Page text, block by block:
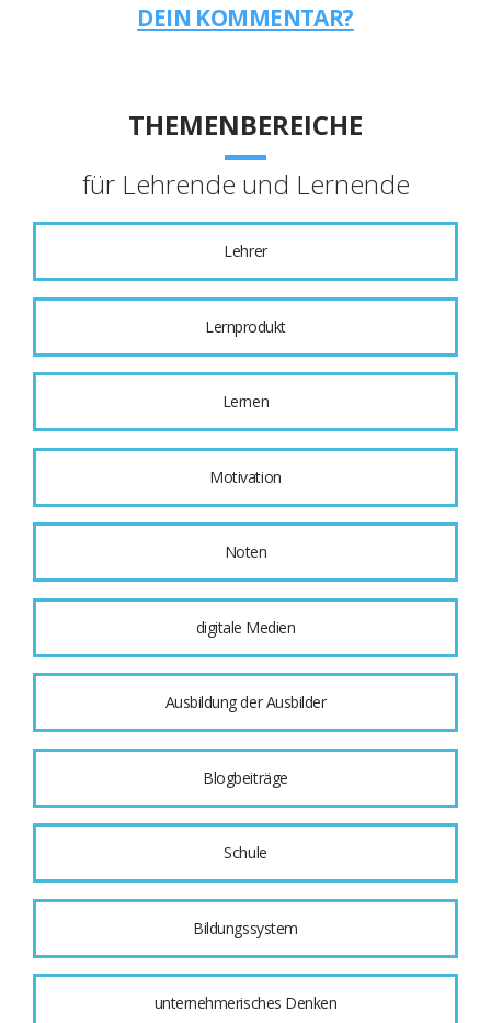
DEIN KOMMENTAR?
THEMENBEREICHE
für Lehrende und Lernende
Lehrer
Lernprodukt
Lernen
Motivation
Noten
digitale Medien
Ausbildung der Ausbilder
Blogbeiträge
Schule
Bildungssystem
unternehmerisches Denken